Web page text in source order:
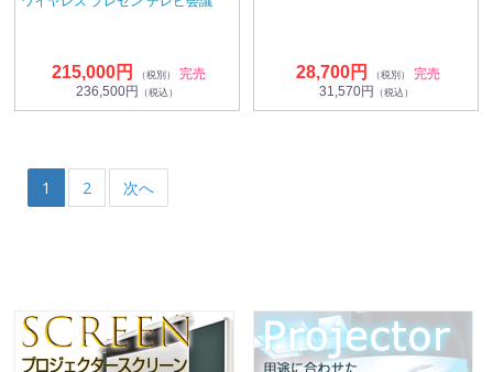
215,000円 （税別）
完売
236,500円 （税込）
28,700円 （税別）
完売
31,570円 （税込）
1 2 次へ